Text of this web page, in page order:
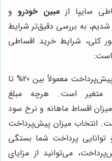
سایپا از مبین خودرو و
به بررسی دقیق‌تر شرایط
کلی، شرایط خرید اقساطی
است:
میزان پیش‌پرداخت معمولاً بین 20% تا
متغیر است. هرچه مبلغ
اقساط ماهانه و نرخ سود
انتخاب میزان پیش‌پرداخت
پرداخت شما بستگی
می‌توانید از مزایای